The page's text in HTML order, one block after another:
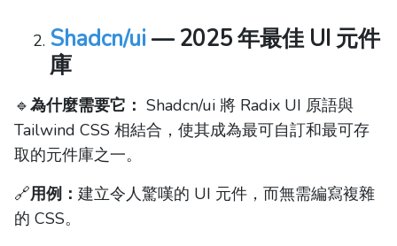
Shadcn/ui— 2025 年最佳 UI 元件
庫
🔹為什麼需要它： Shadcn/ui 將 Radix UI 原語與
Tailwind CSS 相結合，使其成為最可自訂和最可存
取的元件庫之一。
🔗用例： 建立令人驚嘆的 UI 元件，而無需編寫複雜
的 CSS。